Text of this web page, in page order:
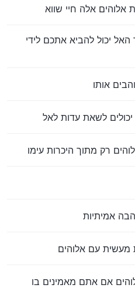
אלוהים אלה חיי שווא
יכול להביא אתכם לידי
אותו
לשאת עדות לאל
רק מתוך היכרות עימו
אמיתיות
מעשית עם אלוהים
אם אתם מאמינים בו